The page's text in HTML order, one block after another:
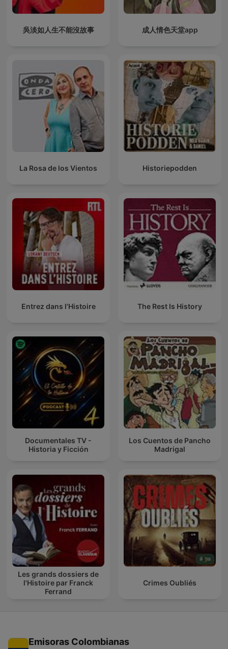
吳淡如人生不能沒故事 成人情色天堂app
La Rosa de los Vientos Historiepodden
Entrez dans l'Histoire The Rest Is History
Documentales TV -
Historia y Ficción
Los Cuentos de Pancho
Madrigal
Les grands dossiers de
l'Histoire par Franck
Ferrand
Crimes Oubliés
Emisoras Colombianas